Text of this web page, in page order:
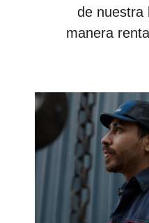
de nuestra
manera